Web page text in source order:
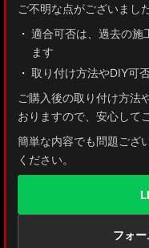
GUN125 ハイラックス
AXUH80/85 MXUA80/85
ZSU60 ハリアー
MXAA54 AXAH54/52 RAV4
GDJ150W/151 WTRJ150
ZVG11/ZSG10 カローラク
ご不明な点がございまし
適合可否は、過去の施
ます
取り付け方法やDIY可
ご購入後の取り付け方法
おりますので、安心して
簡単な内容でも問題ござ
ください。
フォ